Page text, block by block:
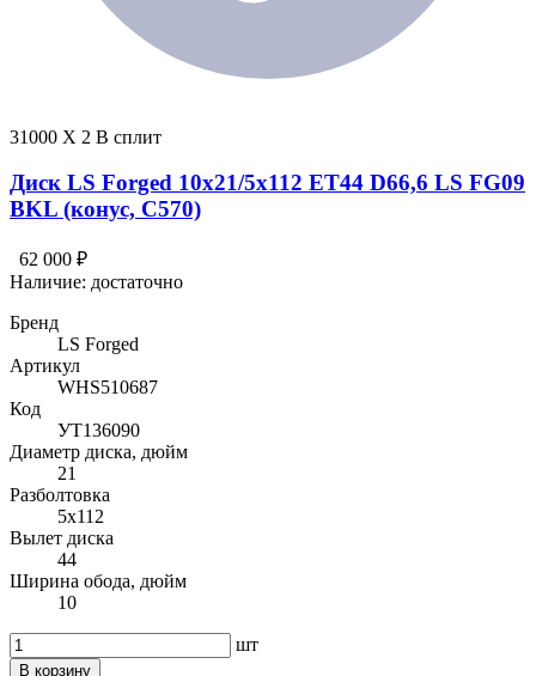
31000 X 2 В сплит
Диск LS Forged 10x21/5x112 ET44 D66,6 LS FG09
BKL (конус, C570)
62 000 ₽
Наличие: достаточно
Бренд
LS Forged
Артикул
WHS510687
Код
УТ136090
Диаметр диска, дюйм
21
Разболтовка
5x112
Вылет диска
44
Ширина обода, дюйм
10
шт
В корзину